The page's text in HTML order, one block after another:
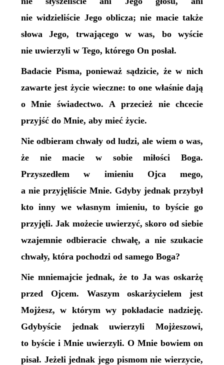
nie widzieliście Jego oblicza; nie macie także
słowa Jego, trwającego w was, bo wyście
nie uwierzyli w Tego, którego On posłał.
Badacie Pisma, ponieważ sądzicie, że w nich
zawarte jest życie wieczne: to one właśnie dają
o Mnie świadectwo. A przecież nie chcecie
przyjść do Mnie, aby mieć życie.
Nie odbieram chwały od ludzi, ale wiem o was,
że nie macie w sobie miłości Boga.
Przyszedłem w imieniu Ojca mego,
a nie przyjęliście Mnie. Gdyby jednak przybył
kto inny we własnym imieniu, to byście go
przyjęli. Jak możecie uwierzyć, skoro od siebie
wzajemnie odbieracie chwałę, a nie szukacie
chwały, która pochodzi od samego Boga?
Nie mniemajcie jednak, że to Ja was oskarżę
przed Ojcem. Waszym oskarżycielem jest
Mojżesz, w którym wy pokładacie nadzieję.
Gdybyście jednak uwierzyli Mojżeszowi,
to byście i Mnie uwierzyli. O Mnie bowiem on
pisał. Jeżeli jednak jego pismom nie wierzycie,